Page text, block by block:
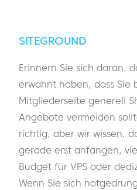
SITEGROUND
Erinnern Sie sich daran,
erwähnt haben, dass Sie
Mitgliederseite generell
Angebote vermeiden
richtig, aber wir wissen,
gerade erst anfangen,
Budget für VPS oder
Wenn Sie sich